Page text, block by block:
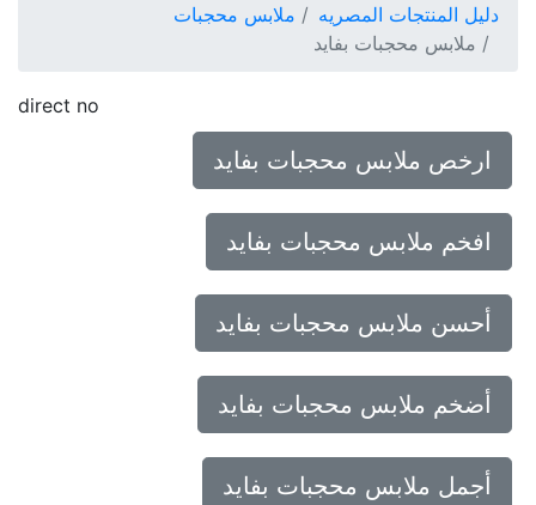
دليل المنتجات المصريه
ملابس محجبات
ملابس محجبات بفايد
direct no
ارخص ملابس محجبات بفايد
افخم ملابس محجبات بفايد
أحسن ملابس محجبات بفايد
أضخم ملابس محجبات بفايد
أجمل ملابس محجبات بفايد